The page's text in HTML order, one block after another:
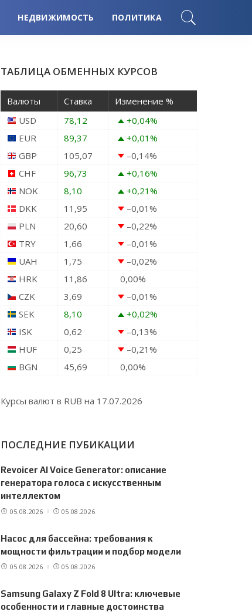
НЕДВИЖИМОСТЬ ПОЛИТИКА
ТАБЛИЦА ОБМЕННЫХ КУРСОВ
Валюты Ставка
Изменение %
USD
78,12 +0,04%
EUR
89,37 +0,01%
GBP
105,07 –0,14%
CHF
96,73 +0,16%
NOK
8,10 +0,21%
DKK
11,95 –0,01%
PLN
20,60 –0,22%
TRY
1,66 –0,01%
UAH
1,75 –0,02%
HRK
11,86 0,00%
CZK
3,69 –0,01%
SEK
8,10 +0,02%
ISK
0,62 –0,13%
HUF
0,25 –0,21%
BGN
45,69 0,00%
Курсы валют в RUB на 17.07.2026
ПОСЛЕДНИЕ ПУБИКАЦИИ
Revoicer AI Voice Generator: описание
генератора голоса с искусственным
интеллектом
05.08.2026 05.08.2026
Насос для бассейна: требования к
мощности фильтрации и подбор модели
05.08.2026 05.08.2026
Samsung Galaxy Z Fold 8 Ultra: ключевые
особенности и главные достоинства